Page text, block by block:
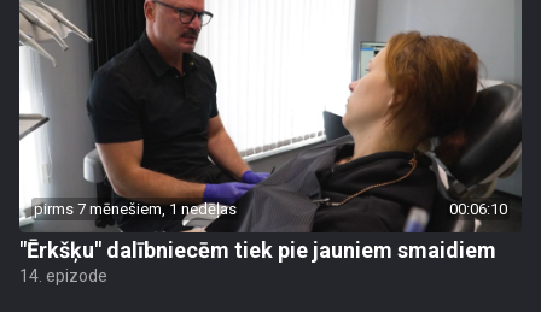
pirms 7 mēnešiem, 1 nedēļas 00:06:10
"Ērkšķu" dalībniecēm tiek pie jauniem smaidiem
14. epizode